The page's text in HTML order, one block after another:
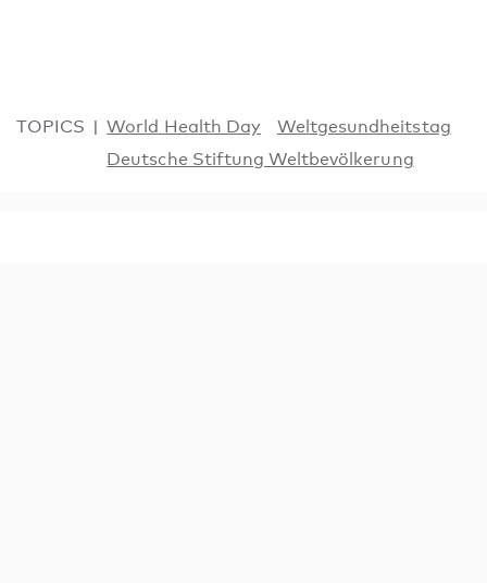
TOPICS World Health Day
Weltgesundheitstag
Deutsche Stiftung Weltbevölkerung